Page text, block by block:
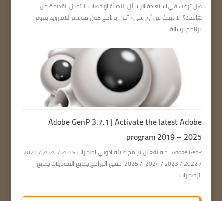
هل ترغب في استعادة الرسائل النصية أو جهات الاتصال القديمة من
هاتفك؟ لا تبحث عن أي شيء آخر؛ برنامج كول موستر للاندرويد يقوم
برنامج رسالة ...
Adobe GenP 3.7.1 | Activate the latest Adobe
program 2019 – 2025
Adobe GenP اداة تفعيل برامج عائلة ادوبي اصدارات 2019 / 2020 / 2021
/ 2022 / 2023 / 2024 / 2025 جميع البرامج جميع الموديلات جميع
الإصدارات...